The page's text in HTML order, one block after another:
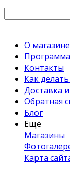
О магазине
Контакты
Как
Доставка
Обратная
Блог
Ещё
Магазины
Карта